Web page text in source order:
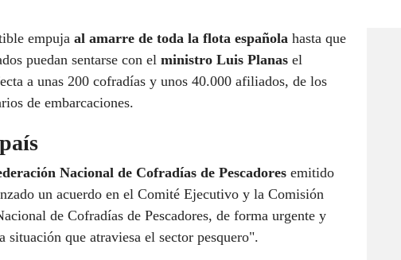
empuja al amarre de toda la flota española hasta que
puedan sentarse con el ministro Luis Planas el
a unas 200 cofradías y unos 40.000 afiliados, de los
de embarcaciones.
Nacional de Cofradías de Pescadores emitido
un acuerdo en el Comité Ejecutivo y la Comisión
de Cofradías de Pescadores, de forma urgente y
que atraviesa el sector pesquero".